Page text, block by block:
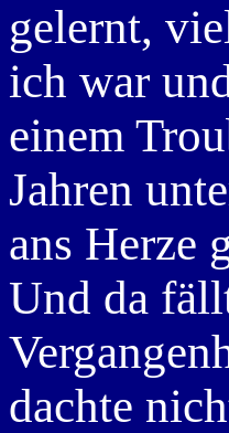
gelernt,
ich war
einem
Jahren
ans Herze
Und da
dachte